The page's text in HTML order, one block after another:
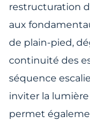
restructuration
aux
de plain-pied,
continuité des
séquence
inviter la
permet